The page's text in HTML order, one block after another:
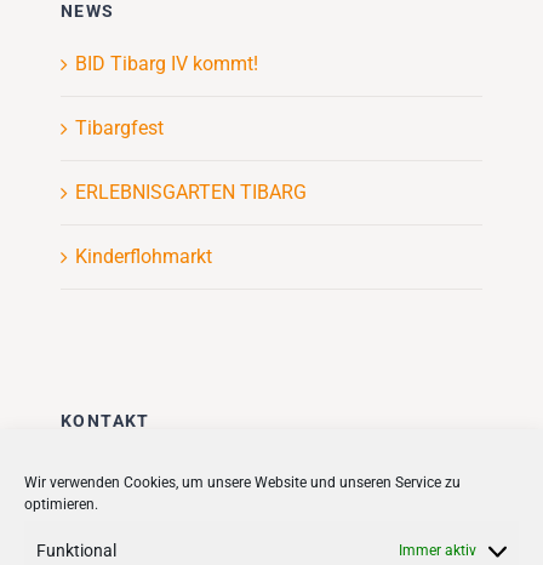
Wir verwenden Cookies, um unsere Website und unseren Service zu
optimieren.
Funktional Immer aktiv
NEWS
BID Tibarg IV kommt!
Tibargfest
ERLEBNISGARTEN TIBARG
Kinderflohmarkt
KONTAKT
Stadt + Handel City- und
Quartiersmanagement